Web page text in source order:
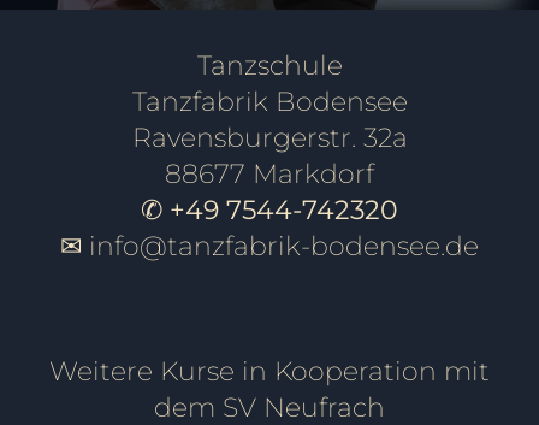
Tanzschule
Tanzfabrik Bodensee
Ravensburgerstr. 32a
88677 Markdorf
✆ +49 7544-742320
✉ info@tanzfabrik-bodensee.de
Weitere Kurse in Kooperation mit
dem SV Neufrach